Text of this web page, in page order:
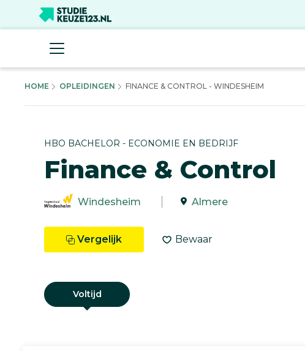
HOME OPLEIDINGEN FINANCE & CONTROL - WINDESHEIM
HBO BACHELOR - ECONOMIE EN BEDRIJF
Finance & Control
Windesheim Almere
Vergelijk Bewaar
Voltijd